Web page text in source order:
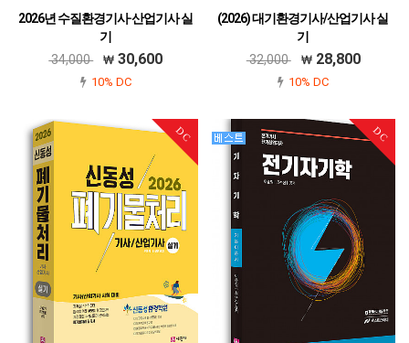
2026년 수질환경기사·산업기사 실
기
979-11-6045-721-6
34,000 30,600
10% DC
(2026) 대기환경기사/산업기사 실
기
979-11-6045-722-3
32,000 28,800
10% DC
DC DC